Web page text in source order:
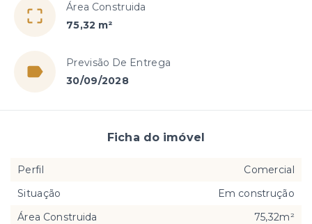
Área Construida
75,32 m²
Previsão De Entrega
30/09/2028
Ficha do imóvel
Perfil
Comercial
Situação
Em construção
Área Construida
75,32m²